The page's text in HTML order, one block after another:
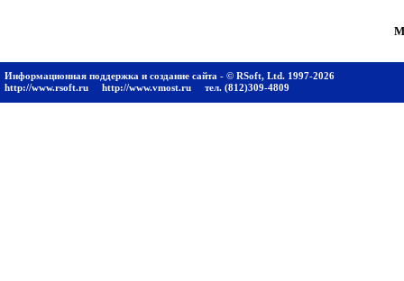
Информационная поддержка и создание сайта - © RSoft, Ltd. 1997-2026
http://www.rsoft.ru
http://www.vmost.ru тел. (812)309-4809